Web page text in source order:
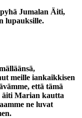
Jumalan Äiti,
lupauksille.
meille iankaikkisen
että tämä
äiti Marian kautta
ne luvat